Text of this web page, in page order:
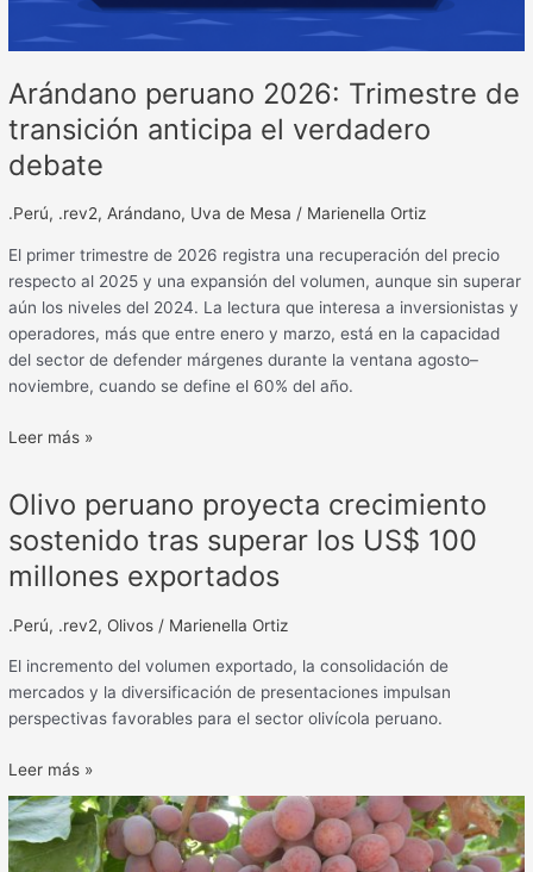
Arándano peruano 2026: Trimestre de
transición anticipa el verdadero
debate
.Perú, .rev2,Arándano, Uva de Mesa / Marienella Ortiz
El primer trimestre de 2026 registra una recuperación del precio
respecto al 2025 y una expansión del volumen, aunque sin superar
aún los niveles del 2024. La lectura que interesa a inversionistas y
operadores, más que entre enero y marzo, está en la capacidad
del sector de defender márgenes durante la ventana agosto–
noviembre, cuando se define el 60% del año.
Leer más »
Olivo peruano proyecta crecimiento
sostenido tras superar los US$ 100
millones exportados
.Perú, .rev2, Olivos / Marienella Ortiz
El incremento del volumen exportado, la consolidación de
mercados y la diversificación de presentaciones impulsan
perspectivas favorables para el sector olivícola peruano.
peruano
proyecta
crecimiento
sostenido
superar
los
US$
100
exportados
Leer más »
Exportación
de
uva